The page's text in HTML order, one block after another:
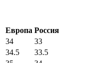
Европа Россия
34
33
34.5
33.5